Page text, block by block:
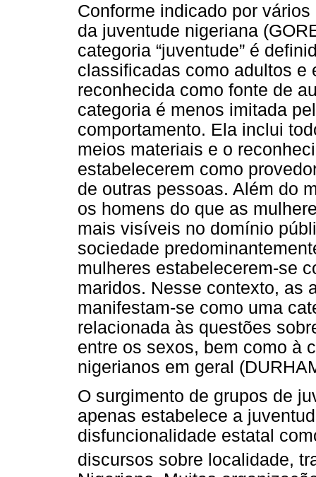
Conforme indicado por
da juventude nigeriana
categoria “juventude” é
classificadas como adultos e
reconhecida como fonte de
categoria é menos imitada
comportamento. Ela inclui
meios materiais e o
estabelecerem como
de outras pessoas. Além do
os homens do que as
mais visíveis no domínio
sociedade
mulheres estabelecerem-se
maridos. Nesse contexto, as
manifestam-se como uma
relacionada às questões
entre os sexos, bem como à
nigerianos em geral
O surgimento de grupos de
apenas estabelece a
disfuncionalidade estatal
discursos sobre localidade,